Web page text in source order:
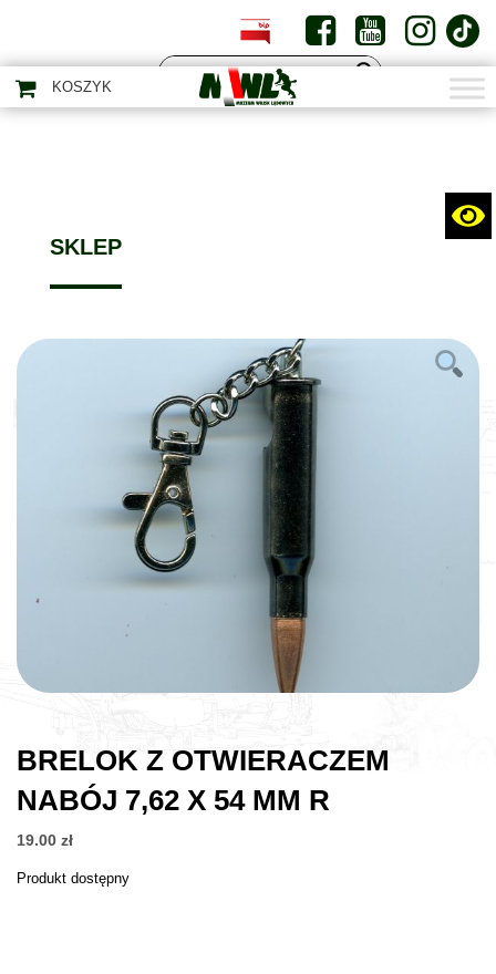
PL EN
KOSZYK
SKLEP
BRELOK Z OTWIERACZEM
NABÓJ 7,62 X 54 MM R
19.00 zł
Produkt dostępny